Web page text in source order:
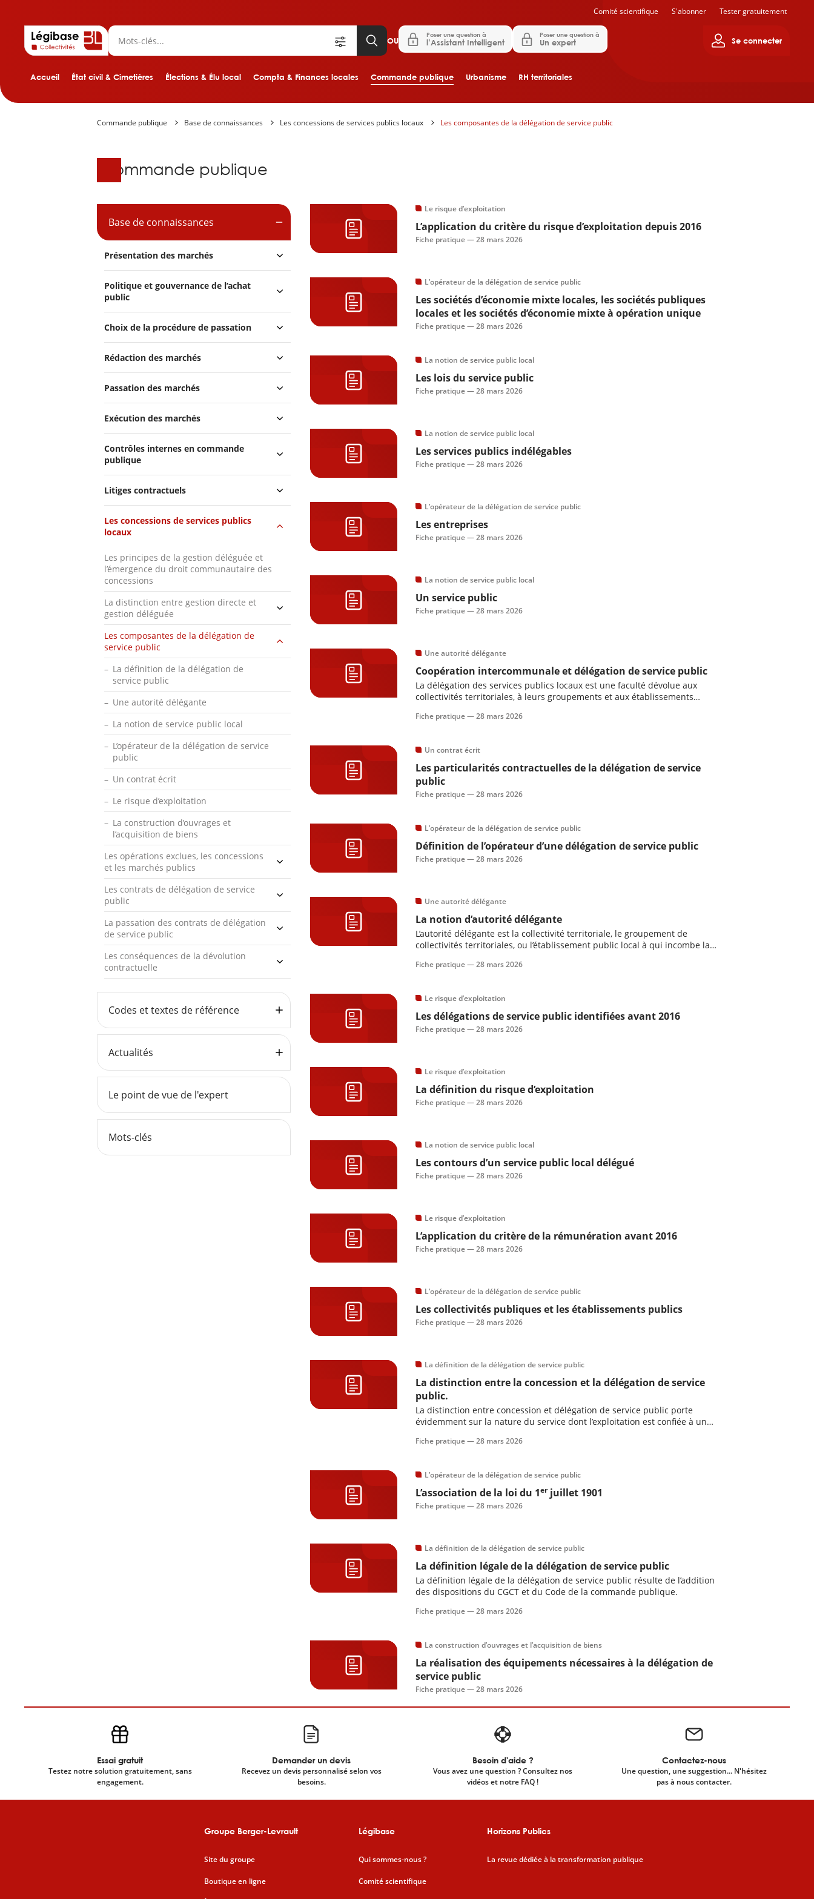
Aller au contenu principal
Accueil État civil & Cimetières Élections & Élu local Compta & Finances locales Commande publique Urbanisme RH territoriales
OU
Poser une question à
l’Assistant Intelligent
Poser une question à
Un expert Se connecter
Comité scientifique S'abonner Tester gratuitement
Commande publique Base de connaissances Les concessions de services publics locaux Les composantes de la délégation de service public
Base de connaissances
Commande publique
Le risque d’exploitation
L’application du critère du risque d’exploitation depuis 2016
Fiche pratique —28 mars 2026
L’opérateur de la délégation de service public
Les sociétés d’économie mixte locales, les sociétés publiques
locales et les sociétés d’économie mixte à opération unique
Fiche pratique —28 mars 2026
La notion de service public local
Les lois du service public
Fiche pratique —28 mars 2026
La notion de service public local
Les services publics indélégables
Fiche pratique —28 mars 2026
L’opérateur de la délégation de service public
Les entreprises
Fiche pratique —28 mars 2026
La notion de service public local
Un service public
Fiche pratique —28 mars 2026
Une autorité délégante
Coopération intercommunale et délégation de service public
La délégation des services publics locaux est une faculté dévolue aux
collectivités territoriales, à leurs groupements et aux établissements
Fiche pratique —28 mars 2026
Un contrat écrit
Les particularités contractuelles de la délégation de service
public
Fiche pratique —28 mars 2026
L’opérateur de la délégation de service public
Définition de l’opérateur d’une délégation de service public
Fiche pratique —28 mars 2026
Une autorité délégante
La notion d’autorité délégante
L’autorité délégante est la collectivité territoriale, le groupement de
collectivités territoriales, ou l’établissement public local à qui incombe la
compétences qui lui ont été attribuées.
Fiche pratique —28 mars 2026
Le risque d’exploitation
Les délégations de service public identifiées avant 2016
Fiche pratique —28 mars 2026
Le risque d’exploitation
La définition du risque d’exploitation
Fiche pratique —28 mars 2026
La notion de service public local
Les contours d’un service public local délégué
Fiche pratique —28 mars 2026
Le risque d’exploitation
L’application du critère de la rémunération avant 2016
Fiche pratique —28 mars 2026
L’opérateur de la délégation de service public
Les collectivités publiques et les établissements publics
Fiche pratique —28 mars 2026
La définition de la délégation de service public
La distinction entre la concession et la délégation de service
public.
La distinction entre concession et délégation de service public porte
évidemment sur la nature du service dont l’exploitation est confiée à un
Fiche pratique —28 mars 2026
L’opérateur de la délégation de service public
L’association de la loi du 1erjuillet 1901
Fiche pratique —28 mars 2026
La définition de la délégation de service public
La définition légale de la délégation de service public
La définition légale de la délégation de service public résulte de l’addition
des dispositions du CGCT et du Code de la commande publique.
Fiche pratique —28 mars 2026
La construction d’ouvrages et l’acquisition de biens
La réalisation des équipements nécessaires à la délégation de
service public
Fiche pratique —28 mars 2026
Base de connaissances
Présentation des marchés
Politique et gouvernance de l’achat
public
Choix de la procédure de passation
Rédaction des marchés
Passation des marchés
Exécution des marchés
Contrôles internes en commande
publique
Litiges contractuels
Les concessions de services publics
locaux
Les principes de la gestion déléguée et
l’émergence du droit communautaire des
concessions
La distinction entre gestion directe et
gestion déléguée
Les composantes de la délégation de
service public
La définition de la délégation de
service public
Une autorité délégante
La notion de service public local
L’opérateur de la délégation de service
public
Un contrat écrit
Le risque d’exploitation
La construction d’ouvrages et
l’acquisition de biens
Les opérations exclues, les concessions
et les marchés publics
Les contrats de délégation de service
public
La passation des contrats de délégation
de service public
Les conséquences de la dévolution
contractuelle
Codes et textes de référence
Actualités
Le point de vue de l'expert
Mots-clés
Essai gratuit
Testez notre solution gratuitement, sans
engagement.
Demander un devis
Recevez un devis personnalisé selon vos
besoins.
Besoin d'aide ?
Vous avez une question ? Consultez nos
vidéos et notre FAQ !
Contactez-nous
Une question, une suggestion... N'hésitez
pas à nous contacter.
Groupe Berger-Levrault
Site du groupe
Boutique en ligne
Légibase
Qui sommes-nous ?
Comité scientifique
Horizons Publics
La revue dédiée à la transformation publique